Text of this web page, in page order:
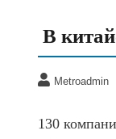
В
Metroadmin
130